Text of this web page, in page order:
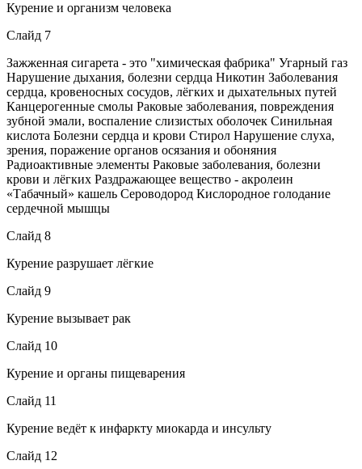
Курение и организм человека
Слайд 7
Зажженная сигарета - это "химическая фабрика" Угарный газ
Нарушение дыхания, болезни сердца Никотин Заболевания
сердца, кровеносных сосудов, лёгких и дыхательных путей
Канцерогенные смолы Раковые заболевания, повреждения
зубной эмали, воспаление слизистых оболочек Синильная
кислота Болезни сердца и крови Стирол Нарушение слуха,
зрения, поражение органов осязания и обоняния
Радиоактивные элементы Раковые заболевания, болезни
крови и лёгких Раздражающее вещество - акролеин
«Табачный» кашель Сероводород Кислородное голодание
сердечной мышцы
Слайд 8
Курение разрушает лёгкие
Слайд 9
Курение вызывает рак
Слайд 10
Курение и органы пищеварения
Слайд 11
Курение ведёт к инфаркту миокарда и инсульту
Слайд 12